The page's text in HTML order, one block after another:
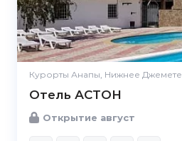
Курорты Анапы, Нижнее Джемете
Отель АСТОН
Открытие август